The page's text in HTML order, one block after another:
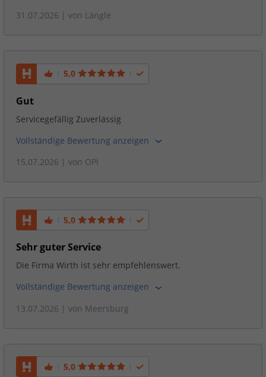
31.07.2026 | von Längle
5,0
Gut
Servicegefällig Zuverlässig
Vollständige Bewertung anzeigen
15.07.2026 | von OPi
5,0
Sehr guter Service
Die Firma Wirth ist sehr empfehlenswert.
Vollständige Bewertung anzeigen
13.07.2026 | von Meersburg
5,0